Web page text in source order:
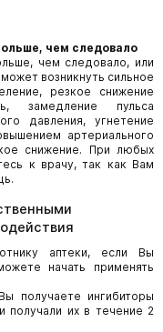
чем следовало
чем следовало, или
возникнуть сильное
резкое снижение
замедление пульса
давления, угнетение
артериального
снижение. При любых
к врачу, так как Вам
аптеки, если Вы
начать применять
получаете ингибиторы
получали их в течение 2